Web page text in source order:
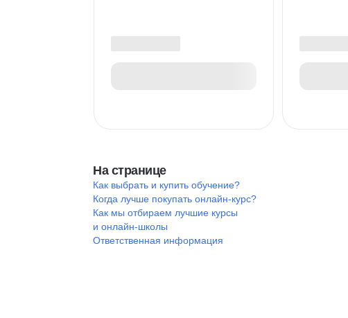
На странице
Как выбрать и купить обучение?
Когда лучше покупать онлайн-курс?
Как мы отбираем лучшие курсы
и онлайн-школы
Ответственная информация